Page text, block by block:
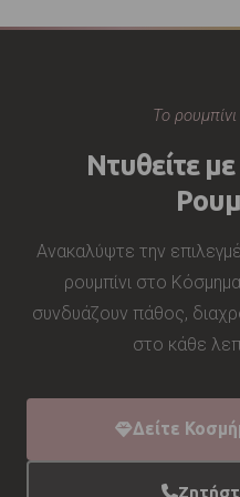
Το
Ντυθείτε
Ανακαλύψτε την
ρουμπίνι στο
συνδυάζουν πάθος,
στο κάθε
Δείτε